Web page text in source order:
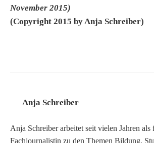
November 2015)
(Copyright 2015 by Anja Schreiber)
Anja Schreiber
Anja Schreiber arbeitet seit vielen Jahren als
Fachjournalistin zu den Themen Bildung,